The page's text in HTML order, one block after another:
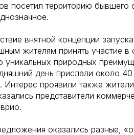
посетил территорию бывшего
внятной концепции
жителям принять участие в
уникальных природных
день прислали около
Интерес проявили также
представители
оказались разные,